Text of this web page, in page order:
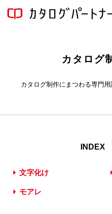
カタログ
カタログ制作にまつわる専門
INDEX
文字化け
モアレ